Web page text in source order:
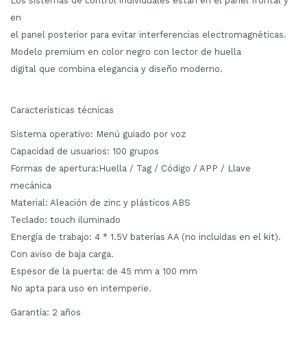
en
el panel posterior para evitar interferencias electromagnéticas.
Modelo premium en color negro con lector de huella
digital que combina elegancia y diseño moderno.
Características técnicas
Sistema operativo: Menú guiado por voz
Capacidad de usuarios: 100 grupos
Formas de apertura:Huella / Tag / Código / APP / Llave
mecánica
Material: Aleación de zinc y plásticos ABS
Teclado: touch iluminado
Energía de trabajo: 4 * 1.5V baterías AA (no incluidas en el kit).
Con aviso de baja carga.
Espesor de la puerta: de 45 mm a 100 mm
No apta para uso en intemperie.
Garantía: 2 años